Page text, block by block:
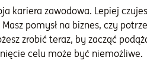
kariera zawodowa. Lepiej
pomysł na biznes, czy
zrobić teraz, by zacząć
celu może być niemożliwe.